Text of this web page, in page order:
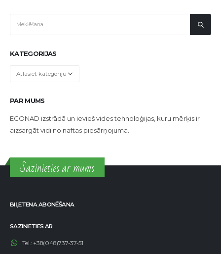
KATEGORIJAS
Kategorijas
PAR MUMS
ECONAD izstrādā un ievieš vides tehnoloģijas, kuru mērķis ir
aizsargāt vidi no naftas piesārņojuma.
Sazinieties ar mums
BIĻETENA ABONĒŠANA
SAZINIETIES AR
Tel.: +38(048)737-37-51